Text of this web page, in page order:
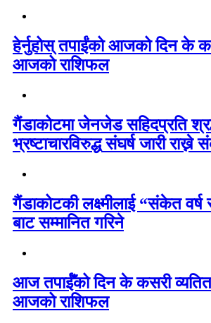
हेर्नुहोस् तपाईंको आजको दिन के
आजको राशिफल
गैंडाकोटमा जेनजेड सहिदप्रति
भ्रष्टाचारविरुद्ध संघर्ष जारी राख्ने
गैंडाकोटकी लक्ष्मीलाई “संकेत
बाट सम्मानित गरिने
आज तपाईँको दिन के कसरी व्यतित
आजको राशिफल